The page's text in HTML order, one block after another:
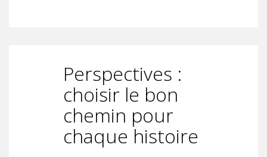
Perspectives :
choisir le bon
chemin pour
chaque histoire